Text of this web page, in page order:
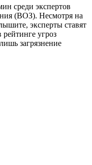
среди экспертов
(ВОЗ). Несмотря на
эксперты ставят
рейтинге угроз
загрязнение